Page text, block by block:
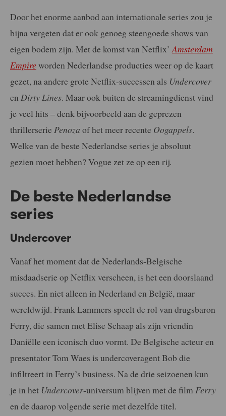
Door het enorme aanbod aan internationale series zou je
bijna vergeten dat er ook genoeg steengoede shows van
eigen bodem zijn. Met de komst van Netflix’ Amsterdam
Empire worden Nederlandse producties weer op de kaart
gezet, na andere grote Netflix-successen als Undercover
en Dirty Lines. Maar ook buiten de streamingdienst vind
je veel hits – denk bijvoorbeeld aan de geprezen
thrillerserie Penoza of het meer recente Oogappels.
Welke van de beste Nederlandse series je absoluut
gezien moet hebben? Vogue zet ze op een rij.
De beste Nederlandse
series
Undercover
Vanaf het moment dat de Nederlands-Belgische
misdaadserie op Netflix verscheen, is het een doorslaand
succes. En niet alleen in Nederland en België, maar
wereldwijd. Frank Lammers speelt de rol van drugsbaron
Ferry, die samen met Elise Schaap als zijn vriendin
Daniëlle een iconisch duo vormt. De Belgische acteur en
presentator Tom Waes is undercoveragent Bob die
infiltreert in Ferry’s business. Na de drie seizoenen kun
je in het Undercover-universum blijven met de film Ferry
en de daarop volgende serie met dezelfde titel.